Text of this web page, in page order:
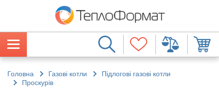
Головна Газові котли
Підлогові газові котли
Проскурів